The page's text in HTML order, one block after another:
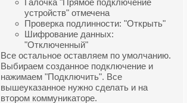
Галочка "Прямое подключение
устройств" отмечена
Проверка подлинности: "Открыть"
Шифрование данных:
"Отключенный"
Все остальное оставляем по умолчанию.
Выбираем созданное подключение и
нажимаем "Подключить". Все
вышеуказанное нужно сделать и на
втором коммуникаторе.